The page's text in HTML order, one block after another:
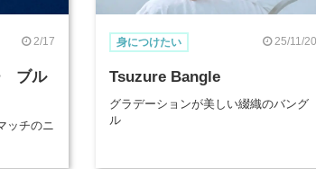
2/17
ブル
ッチのニ
身につけたい 25/11/20
Tsuzure Bangle
グラデーションが美しい綴織のバング
ル